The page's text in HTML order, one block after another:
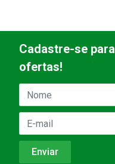
Cadastre-se
ofertas!